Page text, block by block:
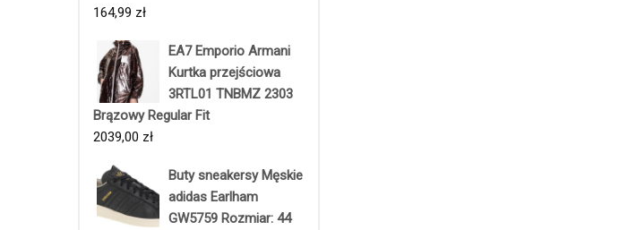
164,99 zł
EA7 Emporio Armani
Kurtka przejściowa
3RTL01 TNBMZ 2303
Brązowy Regular Fit
2039,00 zł
Buty sneakersy Męskie
adidas Earlham
GW5759 Rozmiar: 44